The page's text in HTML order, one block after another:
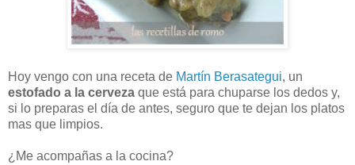
Hoy vengo con una receta de Martín Berasategui, un
estofado a la cerveza que está para chuparse los dedos y,
si lo preparas el día de antes, seguro que te dejan los platos
mas que limpios.
¿Me acompañas a la cocina?